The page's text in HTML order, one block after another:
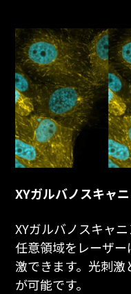
XYガルバノスキャ
XYガルバノスキャ
任意領域をレーザ
激できます。光刺
が可能です。